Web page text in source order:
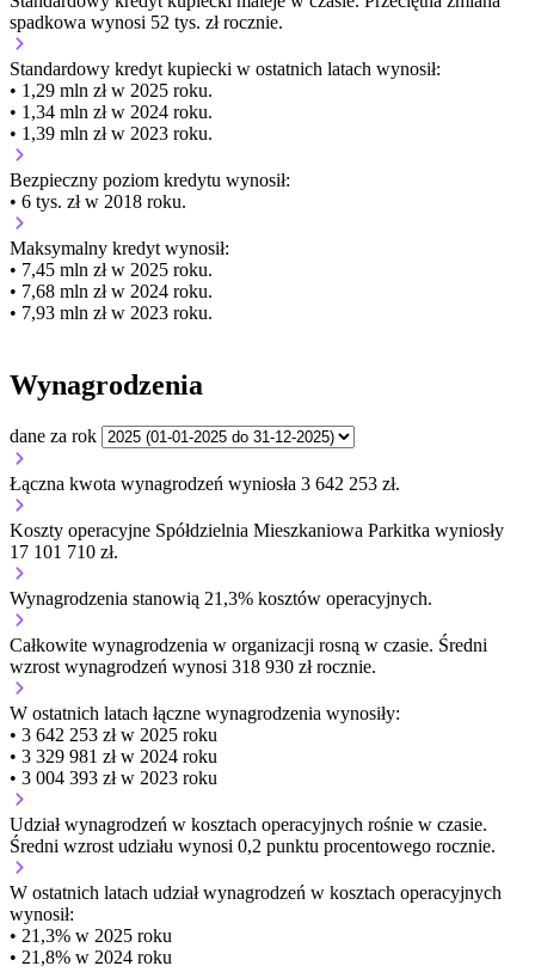
spadkowa wynosi 52 tys. zł rocznie.
Standardowy kredyt kupiecki w ostatnich latach wynosił:
• 1,29 mln zł w 2025 roku.
• 1,34 mln zł w 2024 roku.
• 1,39 mln zł w 2023 roku.
Bezpieczny poziom kredytu wynosił:
• 6 tys. zł w 2018 roku.
Maksymalny kredyt wynosił:
• 7,45 mln zł w 2025 roku.
• 7,68 mln zł w 2024 roku.
• 7,93 mln zł w 2023 roku.
Wynagrodzenia
dane za rok
Łączna kwota wynagrodzeń wyniosła 3 642 253 zł.
Koszty operacyjne Spółdzielnia Mieszkaniowa Parkitka wyniosły
17 101 710 zł.
Wynagrodzenia stanowią 21,3% kosztów operacyjnych.
Całkowite wynagrodzenia w organizacji rosną w czasie. Średni
wzrost wynagrodzeń wynosi 318 930 zł rocznie.
W ostatnich latach łączne wynagrodzenia wynosiły:
• 3 642 253 zł w 2025 roku
• 3 329 981 zł w 2024 roku
• 3 004 393 zł w 2023 roku
Udział wynagrodzeń w kosztach operacyjnych rośnie w czasie.
Średni wzrost udziału wynosi 0,2 punktu procentowego rocznie.
W ostatnich latach udział wynagrodzeń w kosztach operacyjnych
wynosił:
• 21,3% w 2025 roku
• 21,8% w 2024 roku